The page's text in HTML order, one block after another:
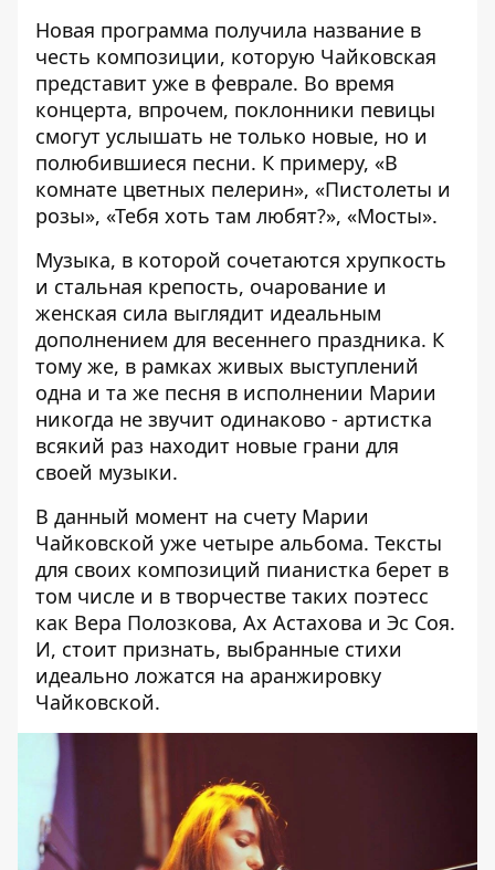
Новая программа получила название в
честь композиции, которую Чайковская
представит уже в феврале. Во время
концерта, впрочем, поклонники певицы
смогут услышать не только новые, но и
полюбившиеся песни. К примеру, «В
комнате цветных пелерин», «Пистолеты и
розы», «Тебя хоть там любят?», «Мосты».
Музыка, в которой сочетаются хрупкость
и стальная крепость, очарование и
женская сила выглядит идеальным
дополнением для весеннего праздника. К
тому же, в рамках живых выступлений
одна и та же песня в исполнении Марии
никогда не звучит одинаково - артистка
всякий раз находит новые грани для
своей музыки.
В данный момент на счету Марии
Чайковской уже четыре альбома. Тексты
для своих композиций пианистка берет в
том числе и в творчестве таких поэтесс
как Вера Полозкова, Ах Астахова и Эс Соя.
И, стоит признать, выбранные стихи
идеально ложатся на аранжировку
Чайковской.